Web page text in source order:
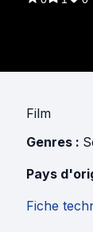
Film
Genres :
Pays
Fiche